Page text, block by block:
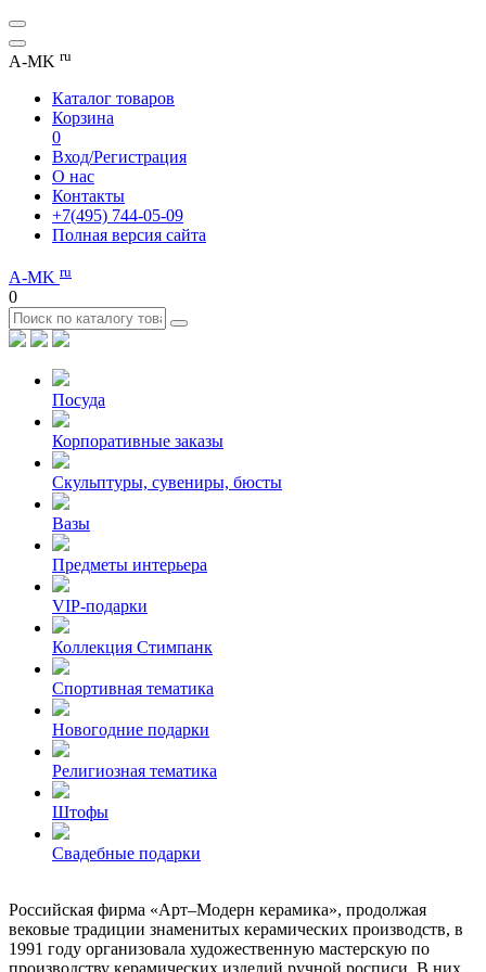
A-MK ru
Каталог товаров
Корзина
0
Вход/Регистрация
О нас
Контакты
+7(495) 744-05-09
Полная версия сайта
A-MK ru
0
Посуда
Корпоративные заказы
Скульптуры, сувениры, бюсты
Вазы
Предметы интерьера
VIP-подарки
Коллекция Стимпанк
Спортивная тематика
Новогодние подарки
Религиозная тематика
Штофы
Свадебные подарки
Российская фирма «Арт–Модерн керамика», продолжая
вековые традиции знаменитых керамических производств, в
1991 году организовала художественную мастерскую по
производству керамических изделий ручной росписи. В них